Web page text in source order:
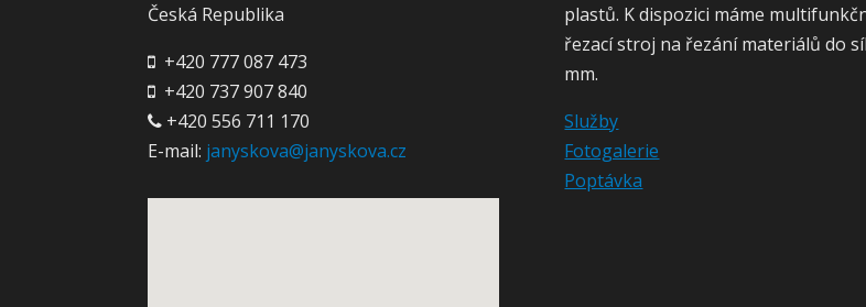
Česká Republika
+420 777 087 473
+420 737 907 840
+420 556 711 170
E-mail: janyskova@janyskova.cz
plastů. K dispozici máme
řezací stroj na řezání materiálů do
mm.
Služby
Fotogalerie
Poptávka